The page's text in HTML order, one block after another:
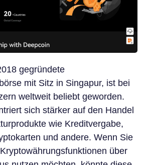
gegründete
mit Sitz in Singapur, ist bei
weltweit beliebt geworden.
sich stärker auf den Handel
wie Kreditvergabe,
und andere. Wenn Sie
über